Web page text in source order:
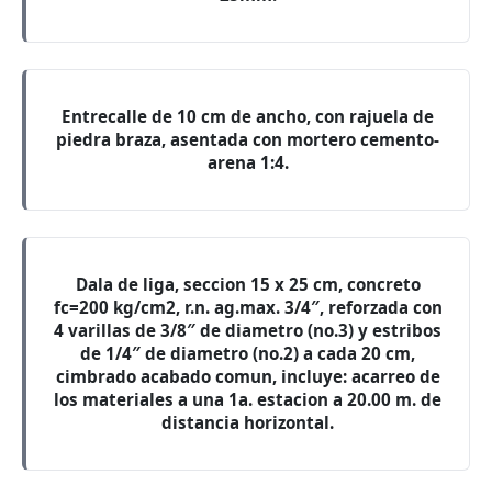
Entrecalle de 10 cm de ancho, con rajuela de
piedra braza, asentada con mortero cemento-
arena 1:4.
Dala de liga, seccion 15 x 25 cm, concreto
fc=200 kg/cm2, r.n. ag.max. 3/4″, reforzada con
4 varillas de 3/8″ de diametro (no.3) y estribos
de 1/4″ de diametro (no.2) a cada 20 cm,
cimbrado acabado comun, incluye: acarreo de
los materiales a una 1a. estacion a 20.00 m. de
distancia horizontal.